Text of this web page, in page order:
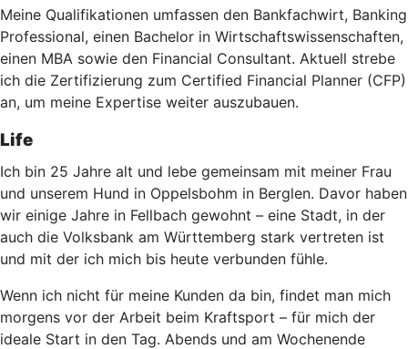
Meine Qualifikationen umfassen den Bankfachwirt, Banking
Professional, einen Bachelor in Wirtschaftswissenschaften,
einen MBA sowie den Financial Consultant. Aktuell strebe
ich die Zertifizierung zum Certified Financial Planner (CFP)
an, um meine Expertise weiter auszubauen.
Life
Ich bin 25 Jahre alt und lebe gemeinsam mit meiner Frau
und unserem Hund in Oppelsbohm in Berglen. Davor haben
wir einige Jahre in Fellbach gewohnt – eine Stadt, in der
auch die Volksbank am Württemberg stark vertreten ist
und mit der ich mich bis heute verbunden fühle.
Wenn ich nicht für meine Kunden da bin, findet man mich
morgens vor der Arbeit beim Kraftsport – für mich der
ideale Start in den Tag. Abends und am Wochenende